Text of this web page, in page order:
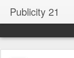
Publicity 21